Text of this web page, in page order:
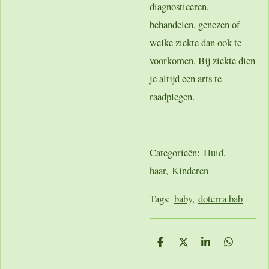
diagnosticeren,
behandelen, genezen of
welke ziekte dan ook te
voorkomen. Bij ziekte dien
je altijd een arts te
raadplegen.
Categorieën: Huid,
haar, Kinderen
Tags: baby, doterra bab
D
D
S
D